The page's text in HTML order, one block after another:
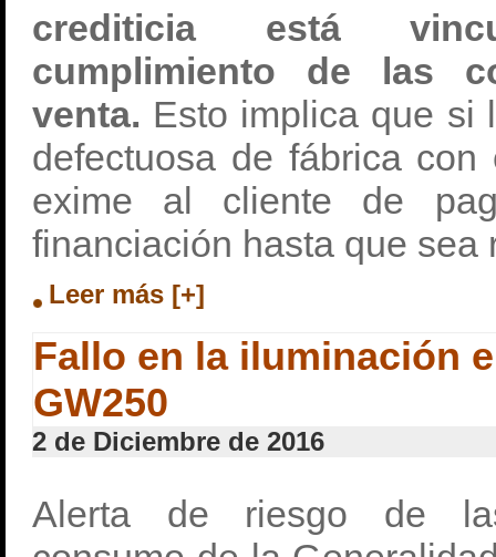
crediticia está
cumplimiento de las
venta. Esto implica que si
defectuosa de fábrica con
exime al cliente de
financiación hasta que sea
Leer más [+]
Fallo en la iluminación
GW250
2 de Diciembre de 2016
Alerta de riesgo de